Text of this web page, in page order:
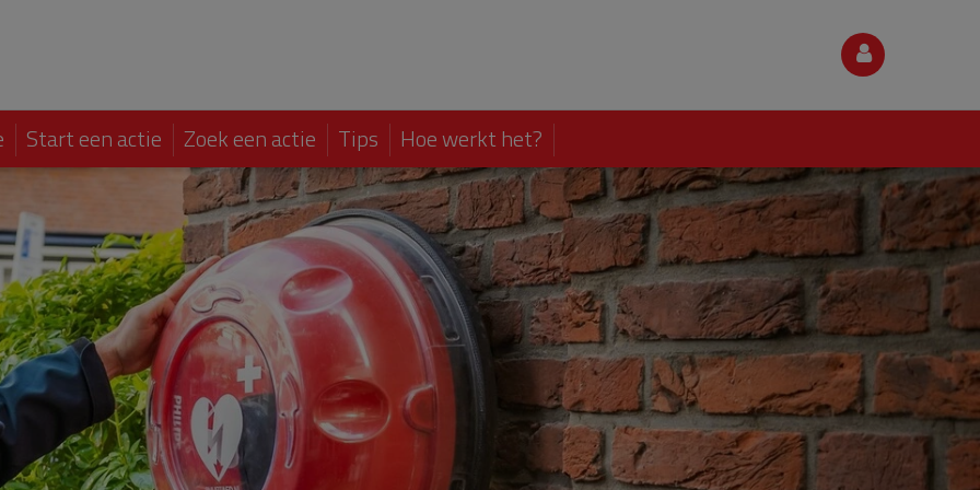
Start een actie Zoek een actie Tips Hoe werkt het?